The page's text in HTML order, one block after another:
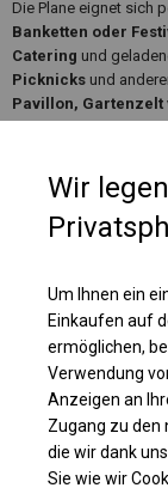
Die Plane eignet sich
Banketten oder
Catering und
Picknicks und
Pavillon, Gartenzelt
POLAR
Wir
Um Ihnen ein
Einkaufen auf
ermöglichen,
Verwendung
Anzeigen an
Zugang zu den
die wir dank
Sie wie wir